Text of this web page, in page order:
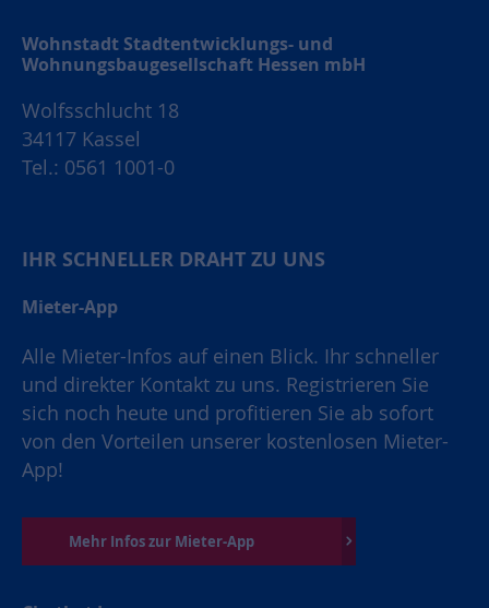
Wohnstadt Stadtentwicklungs- und
Wohnungsbaugesellschaft Hessen mbH
Wolfsschlucht 18
34117 Kassel
Tel.: 0561 1001-0
IHR SCHNELLER DRAHT ZU UNS
Mieter-App
Alle Mieter-Infos auf einen Blick. Ihr schneller
und direkter Kontakt zu uns. Registrieren Sie
sich noch heute und profitieren Sie ab sofort
von den Vorteilen unserer kostenlosen Mieter-
App!
Mehr Infos zur Mieter-App